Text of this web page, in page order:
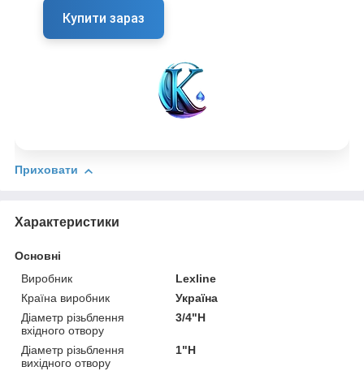
Купити зараз
Приховати
Характеристики
Основні
Виробник
Lexline
Країна виробник
Україна
Діаметр різьблення
вхідного отвору
3/4"Н
Діаметр різьблення
вихідного отвору
1"Н